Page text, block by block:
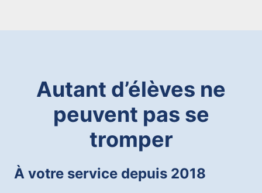
Autant d’élèves ne
peuvent pas se
tromper
À votre service depuis 2018